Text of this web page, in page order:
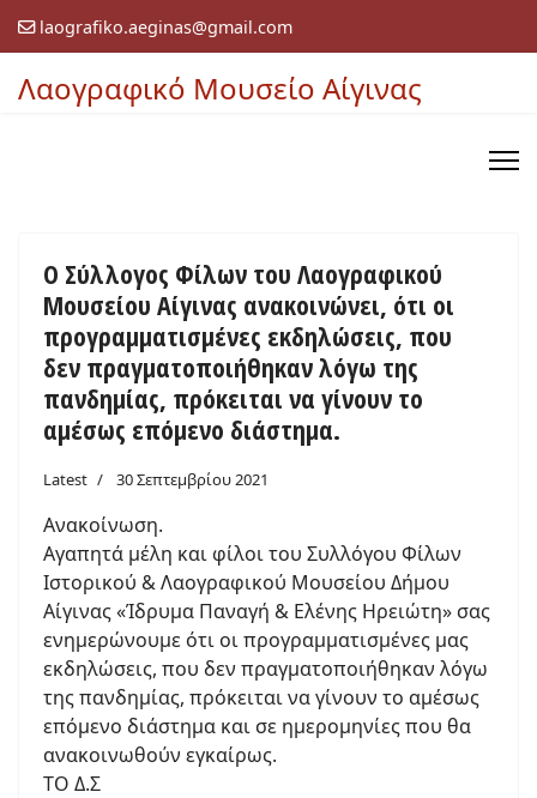
laografiko.aeginas@gmail.com
Λαογραφικό Μουσείο Αίγινας
Ο Σύλλογος Φίλων του Λαογραφικού
Μουσείου Αίγινας ανακοινώνει, ότι οι
προγραμματισμένες εκδηλώσεις, που
δεν πραγματοποιήθηκαν λόγω της
πανδημίας, πρόκειται να γίνουν το
αμέσως επόμενο διάστημα.
Latest 30 Σεπτεμβρίου 2021
Ανακοίνωση.
Αγαπητά μέλη και φίλοι του Συλλόγου Φίλων
Ιστορικού & Λαογραφικού Μουσείου Δήμου
Αίγινας «Ίδρυμα Παναγή & Ελένης Ηρειώτη» σας
ενημερώνουμε ότι οι προγραμματισμένες μας
εκδηλώσεις, που δεν πραγματοποιήθηκαν λόγω
της πανδημίας, πρόκειται να γίνουν το αμέσως
επόμενο διάστημα και σε ημερομηνίες που θα
ανακοινωθούν εγκαίρως.
ΤΟ Δ.Σ